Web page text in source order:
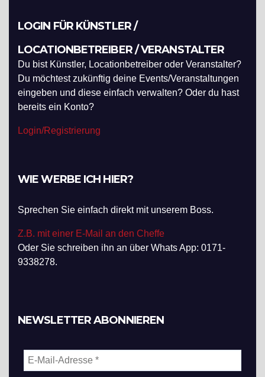
LOGIN FÜR KÜNSTLER /
LOCATIONBETREIBER / VERANSTALTER
Du bist Künstler, Locationbetreiber oder Veranstalter?
Du möchtest zukünftig deine Events/Veranstaltungen
eingeben und diese einfach verwalten? Oder du hast
bereits ein Konto?
Login/Registrierung
WIE WERBE ICH HIER?
Sprechen Sie einfach direkt mit unserem Boss.
Z.B. mit einer E-Mail an den Cheffe
Oder Sie schreiben ihn an über Whats App: 0171-
9338278.
NEWSLETTER ABONNIEREN